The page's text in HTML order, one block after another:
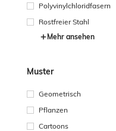
Polyvinylchloridfasern
Rostfreier Stahl
Mehr ansehen
Muster
Geometrisch
Pflanzen
Cartoons